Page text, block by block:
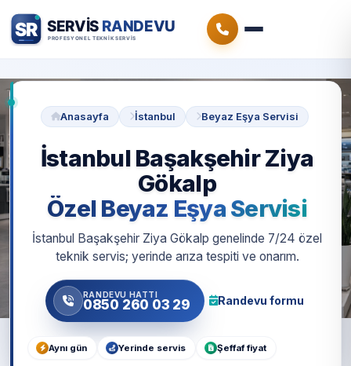
Anasayfa İstanbul Beyaz Eşya Servisi
İstanbul Başakşehir Ziya
Gökalp
Özel Beyaz Eşya Servisi
İstanbul Başakşehir Ziya Gökalp genelinde 7/24 özel
teknik servis; yerinde arıza tespiti ve onarım.
RANDEVU HATTI
0850 260 03 29 Randevu formu
Aynı gün Yerinde servis Şeffaf fiyat